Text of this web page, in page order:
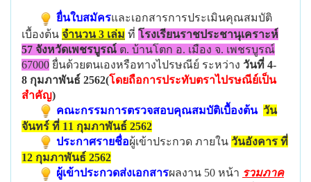
ยื่นใบสมัครและเอกสารการประเมินคุณสมบัติ
เบื้องต้น จำนวน 3 เล่ม ที่ โรงเรียนราชประชานุเคราะห์
57 จังหวัดเพชรบูรณ์ ต. บ้านโตก อ. เมือง จ. เพชรบูรณ์
67000 ยื่นด้วยตนเองหรือทางไปรษณีย์ ระหว่าง วันที่ 4-
8 กุมภาพันธ์ 2562(โดยถือการประทับตราไปรษณีย์เป็น
สำคัญ)
คณะกรรมการตรวจสอบคุณสมบัติเบื้องต้น วัน
จันทร์ ที่ 11 กุมภาพันธ์ 2562
ประกาศรายชื่อผู้เข้าประกวด ภายใน วันอังคาร ที่
12 กุมภาพันธ์ 2562
ผู้เข้าประกวดส่งเอกสารผลงาน 50 หน้า รวมภาค